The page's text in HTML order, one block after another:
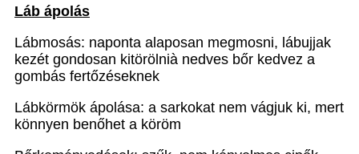
Láb ápolás
Lábmosás: naponta alaposan megmosni, lábujjak
kezét gondosan kitörölnià nedves bőr kedvez a
gombás fertőzéseknek
Lábkörmök ápolása: a sarkokat nem vágjuk ki, mert
könnyen benőhet a köröm